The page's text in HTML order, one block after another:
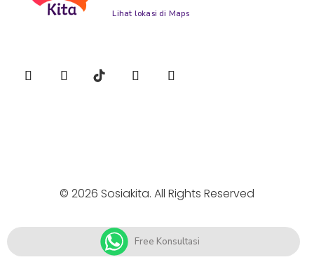
Lihat lokasi di Maps
© 2026 Sosiakita. All Rights Reserved
Free Konsultasi